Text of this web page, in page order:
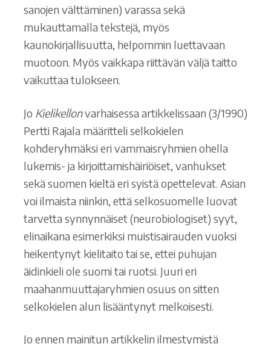
sanojen välttäminen) varassa sekä
mukauttamalla tekstejä, myös
kaunokirjallisuutta, helpommin luettavaan
muotoon. Myös vaikkapa riittävän väljä taitto
vaikuttaa tulokseen.
Jo Kielikellonvarhaisessa artikkelissaan (3/1990)
Pertti Rajala määritteli selkokielen
kohderyhmäksi eri vammaisryhmien ohella
lukemis- ja kirjoittamishäiriöiset, vanhukset
sekä suomen kieltä eri syistä opettelevat. Asian
voi ilmaista niinkin, että selkosuomelle luovat
tarvetta synnynnäiset (neurobiologiset) syyt,
elinaikana esimerkiksi muistisairauden vuoksi
heikentynyt kielitaito tai se, ettei puhujan
äidinkieli ole suomi tai ruotsi. Juuri eri
maahanmuuttajaryhmien osuus on sitten
selkokielen alun lisääntynyt melkoisesti.
Jo ennen mainitun artikkelin ilmestymistä